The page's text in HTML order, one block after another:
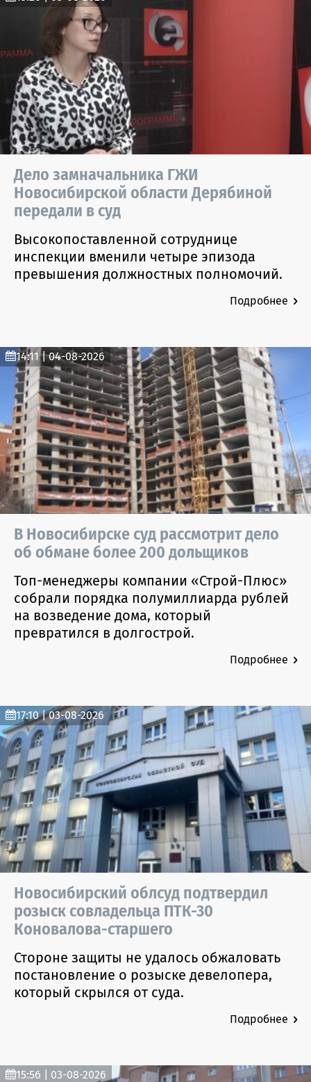
Дело замначальника ГЖИ
Новосибирской области Дерябиной
передали в суд
Высокопоставленной сотруднице
инспекции вменили четыре эпизода
превышения должностных полномочий.
Подробнее
14:11 | 04-08-2026
В Новосибирске суд рассмотрит дело
об обмане более 200 дольщиков
Топ-менеджеры компании «Строй-Плюс»
собрали порядка полумиллиарда рублей
на возведение дома, который
превратился в долгострой.
Подробнее
17:10 | 03-08-2026
Новосибирский облсуд подтвердил
розыск совладельца ПТК-30
Коновалова-старшего
Стороне защиты не удалось обжаловать
постановление о розыске девелопера,
который скрылся от суда.
Подробнее
15:56 | 03-08-2026